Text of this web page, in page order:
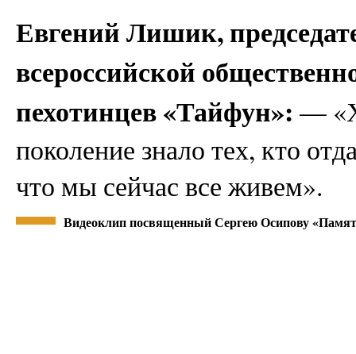
Евгений Лишик,
всероссийской
пехотинцев «Тайфун»: —
поколение знало тех, кто
что мы сейчас все живем».
Видеоклип посвященный Сергею Осипову